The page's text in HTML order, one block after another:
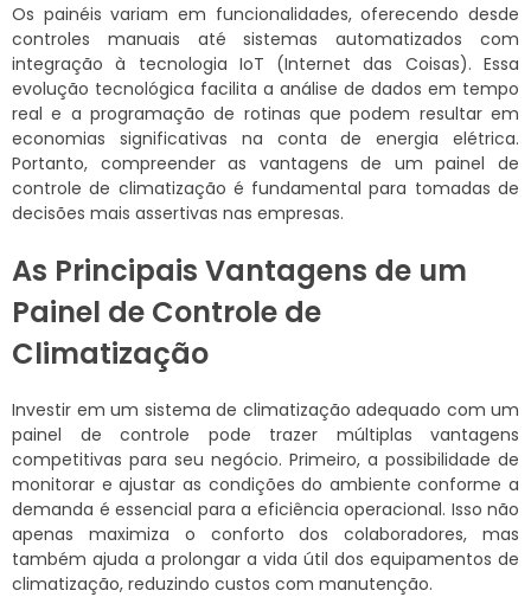
Os painéis variam em funcionalidades, oferecendo desde
controles manuais até sistemas automatizados com
integração à tecnologia IoT (Internet das Coisas). Essa
evolução tecnológica facilita a análise de dados em tempo
real e a programação de rotinas que podem resultar em
economias significativas na conta de energia elétrica.
Portanto, compreender as vantagens de um painel de
controle de climatização é fundamental para tomadas de
decisões mais assertivas nas empresas.
As Principais Vantagens de um
Painel de Controle de
Climatização
Investir em um sistema de climatização adequado com um
painel de controle pode trazer múltiplas vantagens
competitivas para seu negócio. Primeiro, a possibilidade de
monitorar e ajustar as condições do ambiente conforme a
demanda é essencial para a eficiência operacional. Isso não
apenas maximiza o conforto dos colaboradores, mas
também ajuda a prolongar a vida útil dos equipamentos de
climatização, reduzindo custos com manutenção.